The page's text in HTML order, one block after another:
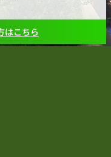
はこちら